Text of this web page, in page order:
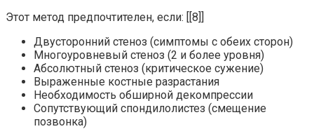
Этот метод предпочтителен, если: [[8]]
Двусторонний стеноз (симптомы с обеих сторон)
Многоуровневый стеноз (2 и более уровня)
Абсолютный стеноз (критическое сужение)
Выраженные костные разрастания
Необходимость обширной декомпрессии
Сопутствующий спондилолистез (смещение
позвонка)